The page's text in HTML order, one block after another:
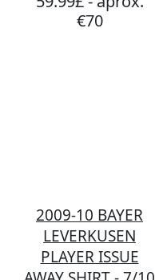
€70
2009-10 BAYER
LEVERKUSEN
PLAYER ISSUE